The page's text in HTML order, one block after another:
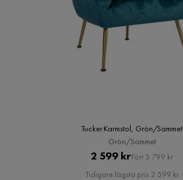
Tucker Karmstol, Grön/Sammet
Grön/Sammet
Pris
2 599 krOriginal
Pris
Förr 3 799 kr
Tidigare lägsta pris 2 599 kr